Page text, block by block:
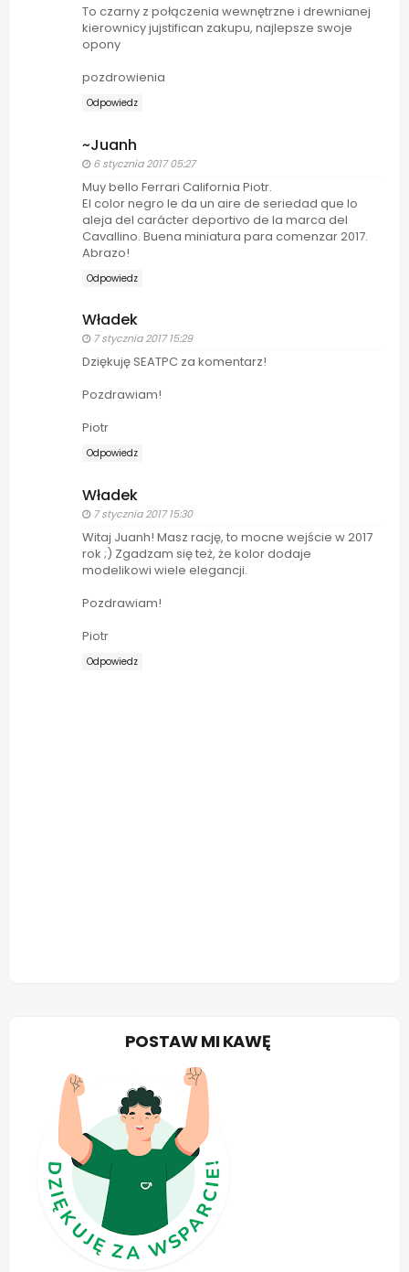
To czarny z połączenia wewnętrzne i drewnianej
kierownicy jujstifican zakupu, najlepsze swoje
opony
pozdrowienia
Odpowiedz
~Juanh
6 stycznia 2017 05:27
Muy bello Ferrari California Piotr.
El color negro le da un aire de seriedad que lo
aleja del carácter deportivo de la marca del
Cavallino. Buena miniatura para comenzar 2017.
Abrazo!
Odpowiedz
Władek
7 stycznia 2017 15:29
Dziękuję SEATPC za komentarz!
Pozdrawiam!
Piotr
Odpowiedz
Władek
7 stycznia 2017 15:30
Witaj Juanh! Masz rację, to mocne wejście w 2017
rok ;) Zgadzam się też, że kolor dodaje
modelikowi wiele elegancji.
Pozdrawiam!
Piotr
Odpowiedz
POSTAW MI KAWĘ